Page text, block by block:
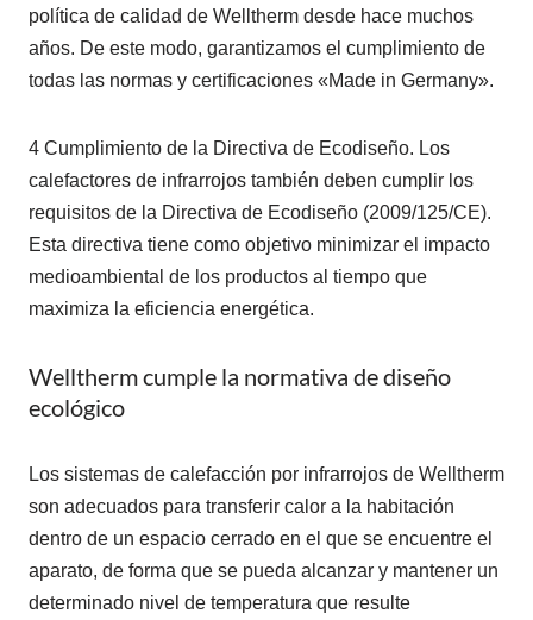
política de calidad de Welltherm desde hace muchos
años. De este modo, garantizamos el cumplimiento de
todas las normas y certificaciones «Made in Germany».
4 Cumplimiento de la Directiva de Ecodiseño. Los
calefactores de infrarrojos también deben cumplir los
requisitos de la Directiva de Ecodiseño (2009/125/CE).
Esta directiva tiene como objetivo minimizar el impacto
medioambiental de los productos al tiempo que
maximiza la eficiencia energética.
Welltherm cumple la normativa de diseño
ecológico
Los sistemas de calefacción por infrarrojos de Welltherm
son adecuados para transferir calor a la habitación
dentro de un espacio cerrado en el que se encuentre el
aparato, de forma que se pueda alcanzar y mantener un
determinado nivel de temperatura que resulte